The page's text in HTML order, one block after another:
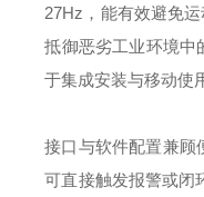
27Hz，能有效避免
抵御恶劣工业环境中
于集成安装与移动使
接口与软件配置兼顾
可直接触发报警或闭